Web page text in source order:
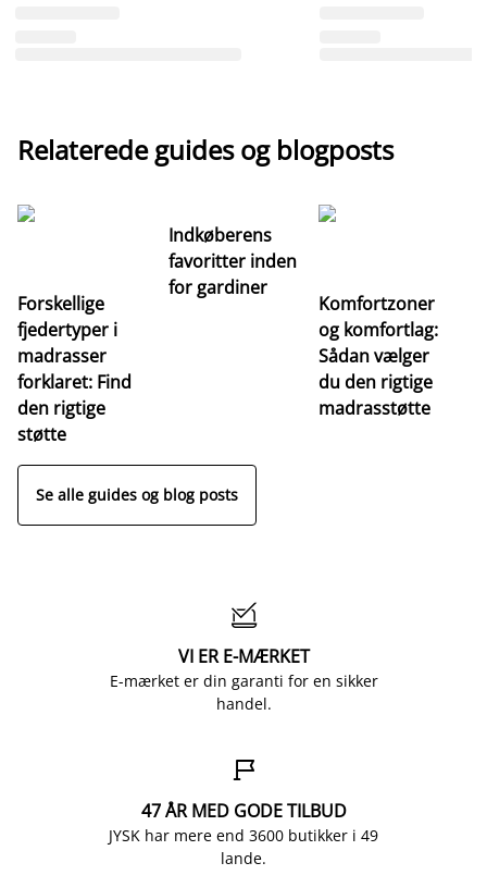
Relaterede guides og blogposts
Forskellige
fjedertyper i
madrasser
forklaret: Find
den rigtige
støtte
Indkøberens
favoritter inden
for gardiner
Komfortzoner
og komfortlag:
Sådan vælger
du den rigtige
madrasstøtte
Se alle guides og blog posts

VI ER E-MÆRKET
E-mærket er din garanti for en sikker
handel.

47 ÅR MED GODE TILBUD
JYSK har mere end 3600 butikker i 49
lande.